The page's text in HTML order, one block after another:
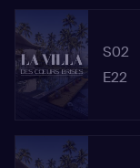
S02
E22